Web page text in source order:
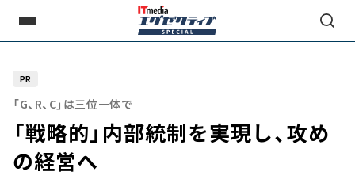
PR
「G、R、C」は三位一体で
「戦略的」内部統制を実現し、攻め
の経営へ